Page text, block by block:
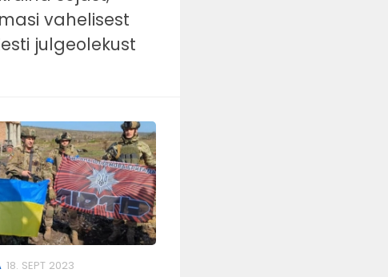
vahelisest
julgeolekust
18. SEPT 2023